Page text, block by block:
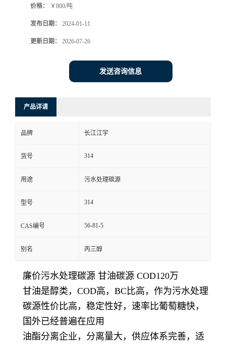
价格： ￥800/吨
发布日期： 2024-01-11
更新日期： 2026-07-26
发送咨询信息
产品详请
品牌 长江江宇
货号 314
用途 污水处理碳源
型号 314
CAS编号 56-81-5
别名 丙三醇
廉价污水处理碳源 甘油碳源 COD120万
甘油是醇类，COD高，BC比高，作为污水处理
碳源性价比高，稳定性好，速率比葡萄糖快，
国外已经普遍在应用
油酯分离企业，分离量大，供应体系完善，适